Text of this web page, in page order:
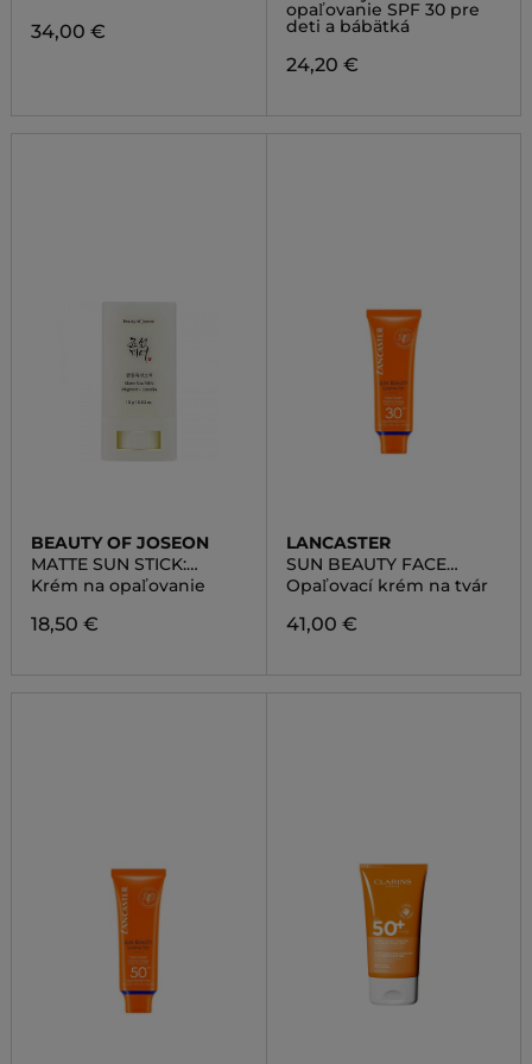
34,00 €
opaľovanie SPF 30 pre
deti a bábätká
24,20 €
BEAUTY OF JOSEON
MATTE SUN STICK:
MUGWORT + CAMELIA
Krém na opaľovanie
18,50 €
LANCASTER
SUN BEAUTY FACE
CREAM SPF50
Opaľovací krém na tvár
41,00 €